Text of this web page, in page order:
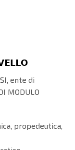
ente di
MODULO
propedeutica,